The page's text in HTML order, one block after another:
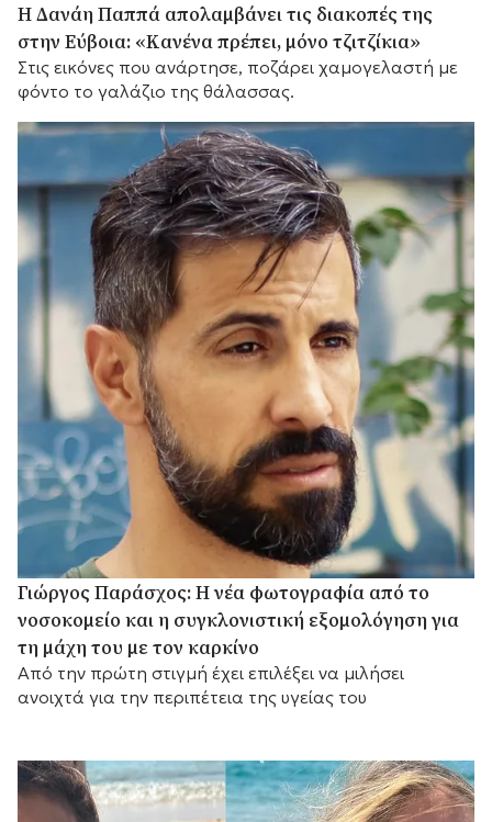
Η Δανάη Παππά απολαμβάνει τις διακοπές της
στην Εύβοια: «Κανένα πρέπει, μόνο τζιτζίκια»
Στις εικόνες που ανάρτησε, ποζάρει χαμογελαστή με
φόντο το γαλάζιο της θάλασσας.
Γιώργος Παράσχος: Η νέα φωτογραφία από το
νοσοκομείο και η συγκλονιστική εξομολόγηση για
τη μάχη του με τον καρκίνο
Από την πρώτη στιγμή έχει επιλέξει να μιλήσει
ανοιχτά για την περιπέτεια της υγείας του